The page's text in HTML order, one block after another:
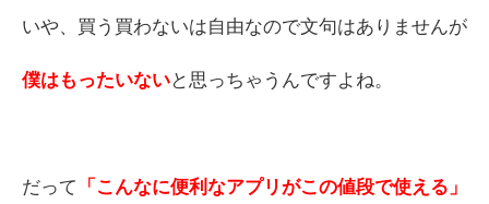
いや、買う買わないは自由なので文句はありませんが
僕はもったいないと思っちゃうんですよね。
だって 「こんなに便利なアプリがこの値段で使える」